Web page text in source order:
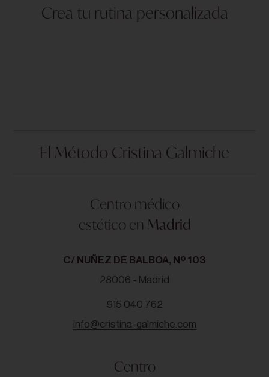
Crea tu rutina personalizada
El Método Cristina Galmiche
Centro médico
estético en Madrid
C/ NUÑEZ DE BALBOA, Nº 103
28006 - Madrid
915 040 762
info@cristina-galmiche.com
Centro